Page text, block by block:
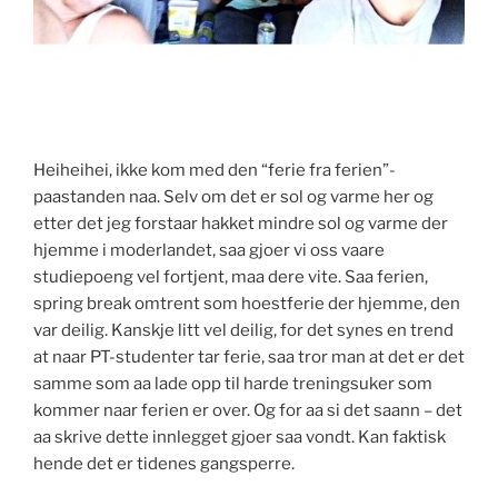
Heiheihei, ikke kom med den “ferie fra ferien”-
paastanden naa. Selv om det er sol og varme her og
etter det jeg forstaar hakket mindre sol og varme der
hjemme i moderlandet, saa gjoer vi oss vaare
studiepoeng vel fortjent, maa dere vite. Saa ferien,
spring break omtrent som hoestferie der hjemme, den
var deilig. Kanskje litt vel deilig, for det synes en trend
at naar PT-studenter tar ferie, saa tror man at det er det
samme som aa lade opp til harde treningsuker som
kommer naar ferien er over. Og for aa si det saann – det
aa skrive dette innlegget gjoer saa vondt. Kan faktisk
hende det er tidenes gangsperre.